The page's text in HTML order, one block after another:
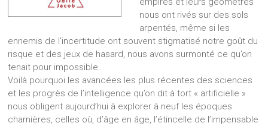
nous ont rivés sur des sols
arpentés, même si les
ennemis de l’incertitude ont souvent stigmatisé notre goût du
risque et des jeux de hasard, nous avons surmonté ce qu’on
tenait pour impossible.
Voilà pourquoi les avancées les plus récentes des sciences
et les progrès de l’intelligence qu’on dit à tort « artificielle »
nous obligent aujourd’hui à explorer à neuf les époques
charnières, celles où, d’âge en âge, l’étincelle de l’impensable